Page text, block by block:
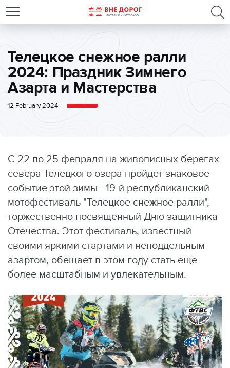
Телецкое снежное ралли
2024: Праздник Зимнего
Азарта и Мастерства
12 February 2024
С 22 по 25 февраля на живописных берегах
севера Телецкого озера пройдет знаковое
событие этой зимы - 19-й республиканский
мотофестиваль "Телецкое снежное ралли",
торжественно посвященный Дню защитника
Отечества. Этот фестиваль, известный
своими яркими стартами и неподдельным
азартом, обещает в этом году стать еще
более масштабным и увлекательным.